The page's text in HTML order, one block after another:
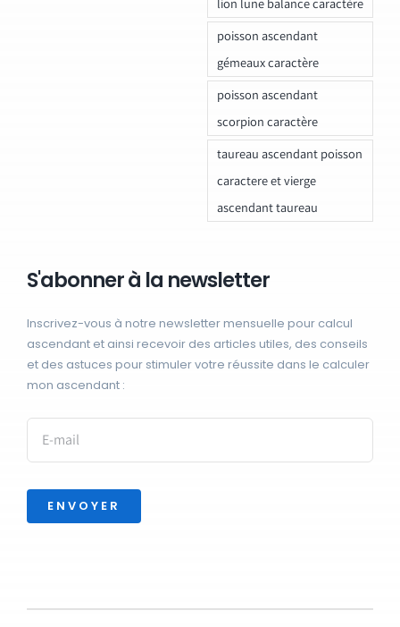
poisson ascendant
gémeaux caractère
poisson ascendant
scorpion caractère
taureau ascendant poisson
caractere et vierge
ascendant taureau
S'abonner à la newsletter
Inscrivez-vous à notre newsletter mensuelle pour calcul
ascendant et ainsi recevoir des articles utiles, des conseils
et des astuces pour stimuler votre réussite dans le calculer
mon ascendant :
ENVOYER